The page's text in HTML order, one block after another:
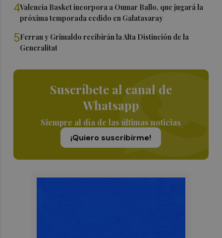
4Valencia Basket incorpora a Oumar Ballo, que jugará la
próxima temporada cedido en Galatasaray
5Ferran y Grimaldo recibirán la Alta Distinción de la
Generalitat
Suscríbete al canal de
Whatsapp
Siempre al día de las últimas noticias
¡Quiero suscribirme!